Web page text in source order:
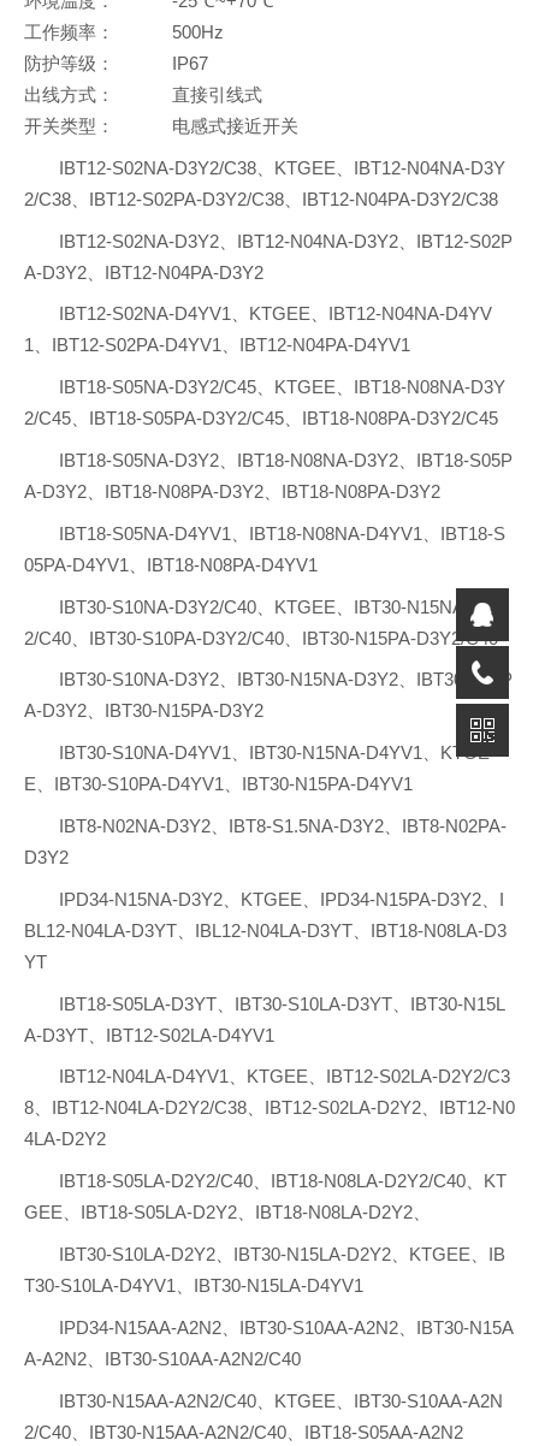
工作频率：
500Hz
防护等级：
IP67
出线方式：
直接引线式
开关类型：
电感式接近开关
IBT12-S02NA-D3Y2/C38、KTGEE、IBT12-N04NA-D3Y
2/C38、IBT12-S02PA-D3Y2/C38、IBT12-N04PA-D3Y2/C38
IBT12-S02NA-D3Y2、IBT12-N04NA-D3Y2、IBT12-S02P
A-D3Y2、IBT12-N04PA-D3Y2
IBT12-S02NA-D4YV1、KTGEE、IBT12-N04NA-D4YV
1、IBT12-S02PA-D4YV1、IBT12-N04PA-D4YV1
IBT18-S05NA-D3Y2/C45、KTGEE、IBT18-N08NA-D3Y
2/C45、IBT18-S05PA-D3Y2/C45、IBT18-N08PA-D3Y2/C45
IBT18-S05NA-D3Y2、IBT18-N08NA-D3Y2、IBT18-S05P
A-D3Y2、IBT18-N08PA-D3Y2、IBT18-N08PA-D3Y2
IBT18-S05NA-D4YV1、IBT18-N08NA-D4YV1、IBT18-S
05PA-D4YV1、IBT18-N08PA-D4YV1
IBT30-S10NA-D3Y2/C40、KTGEE、IBT30-N15NA-D3Y
2/C40、IBT30-S10PA-D3Y2/C40、IBT30-N15PA-D3Y2/C40
IBT30-S10NA-D3Y2、IBT30-N15NA-D3Y2、IBT30-S10P
A-D3Y2、IBT30-N15PA-D3Y2
IBT30-S10NA-D4YV1、IBT30-N15NA-D4YV1、KTGE
E、IBT30-S10PA-D4YV1、IBT30-N15PA-D4YV1
IBT8-N02NA-D3Y2、IBT8-S1.5NA-D3Y2、IBT8-N02PA-
D3Y2
IPD34-N15NA-D3Y2、KTGEE、IPD34-N15PA-D3Y2、I
BL12-N04LA-D3YT、IBL12-N04LA-D3YT、IBT18-N08LA-D3
YT
IBT18-S05LA-D3YT、IBT30-S10LA-D3YT、IBT30-N15L
A-D3YT、IBT12-S02LA-D4YV1
IBT12-N04LA-D4YV1、KTGEE、IBT12-S02LA-D2Y2/C3
8、IBT12-N04LA-D2Y2/C38、IBT12-S02LA-D2Y2、IBT12-N0
4LA-D2Y2
IBT18-S05LA-D2Y2/C40、IBT18-N08LA-D2Y2/C40、KT
GEE、IBT18-S05LA-D2Y2、IBT18-N08LA-D2Y2、
IBT30-S10LA-D2Y2、IBT30-N15LA-D2Y2、KTGEE、IB
T30-S10LA-D4YV1、IBT30-N15LA-D4YV1
IPD34-N15AA-A2N2、IBT30-S10AA-A2N2、IBT30-N15A
A-A2N2、IBT30-S10AA-A2N2/C40
IBT30-N15AA-A2N2/C40、KTGEE、IBT30-S10AA-A2N
2/C40、IBT30-N15AA-A2N2/C40、IBT18-S05AA-A2N2